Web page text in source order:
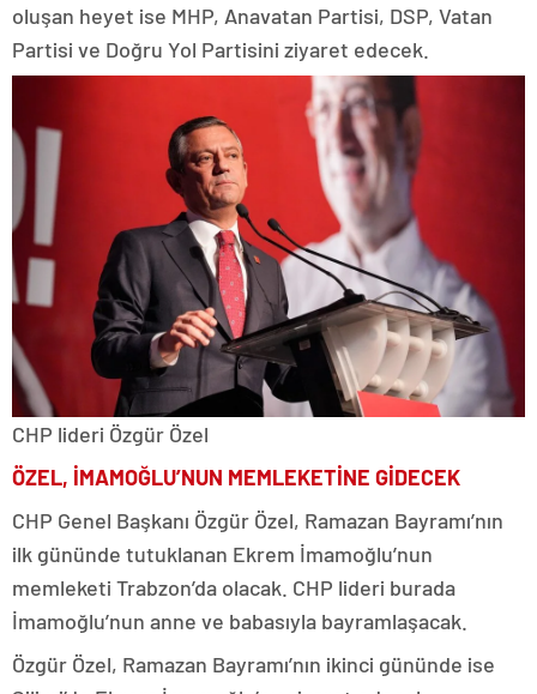
oluşan heyet ise MHP, Anavatan Partisi, DSP, Vatan
Partisi ve Doğru Yol Partisini ziyaret edecek.
CHP lideri Özgür Özel
ÖZEL, İMAMOĞLU’NUN MEMLEKETİNE GİDECEK
CHP Genel Başkanı Özgür Özel, Ramazan Bayramı’nın
ilk gününde tutuklanan Ekrem İmamoğlu’nun
memleketi Trabzon’da olacak. CHP lideri burada
İmamoğlu’nun anne ve babasıyla bayramlaşacak.
Özgür Özel, Ramazan Bayramı’nın ikinci gününde ise